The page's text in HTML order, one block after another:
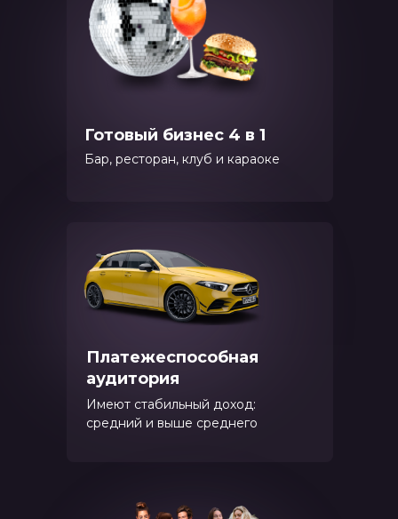
Платежеспособная
аудитория
Имеют стабильный доход:
средний и выше среднего
Готовый бизнес 4 в 1
Бар, ресторан, клуб и караоке